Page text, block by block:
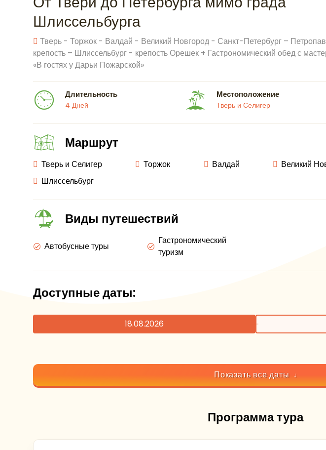
Шлиссельбурга
Тверь - Торжок - Валдай - Великий Новгород - Санкт-Петербург –
крепость – Шлиссельбург - крепость Орешек + Гастрономический обед с
«В гостях у Дарьи Пожарской»
Длительность
4 Дней
Местоположение
Тверь и Селигер
Маршрут
Тверь и Селигер Торжок Валдай Великий
Шлиссельбург
Виды путешествий
Автобусные туры
Гастрономический
туризм
Доступные даты:
18.08.2026
Показать все даты
Программа тура